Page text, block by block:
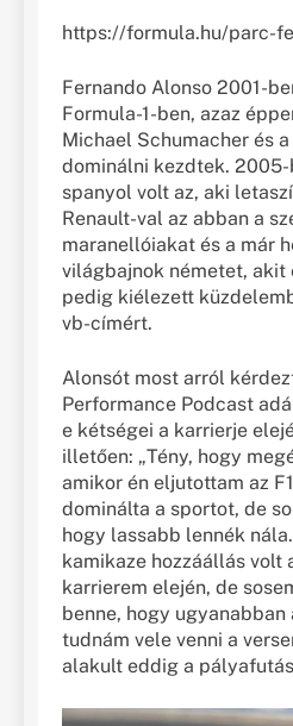
https://formula.hu/parc-
Fernando Alonso 2001-
Formula-1-ben, azaz
Michael Schumacher és
dominálni kezdtek. 2005-
spanyol volt az, aki
Renault-val az abban a
maranellóiakat és a már
világbajnok németet, akit
pedig kiélezett
vb-címért.
Alonsót most arról
Performance Podcast
e kétségei a karrierje
illetően: „Tény, hogy
amikor én eljutottam az
dominálta a sportot, de
hogy lassabb lennék
kamikaze hozzáállás volt
karrierem elején, de
benne, hogy
tudnám vele venni a
alakult eddig a